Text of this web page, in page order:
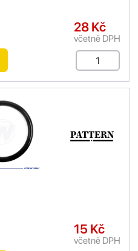
28 Kč
včetně DPH
15 Kč
včetně DPH